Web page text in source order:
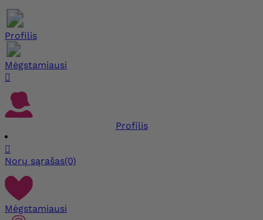
Profilis
Mėgstamiausi

Profilis

Norų sąrašas(0)
Mėgstamiausi